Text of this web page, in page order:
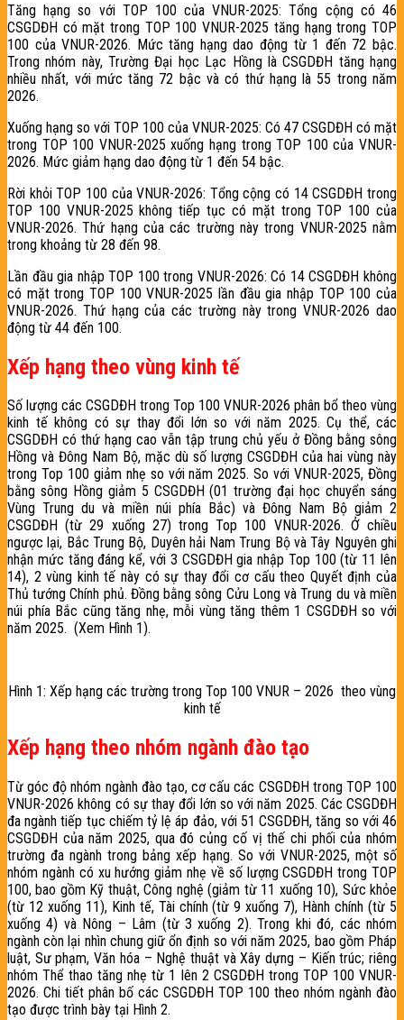
Tăng hạng so với TOP 100 của VNUR-2025: Tổng cộng có 46
CSGDĐH có mặt trong TOP 100 VNUR-2025 tăng hạng trong TOP
100 của VNUR-2026. Mức tăng hạng dao động từ 1 đến 72 bậc.
Trong nhóm này, Trường Đại học Lạc Hồng là CSGDĐH tăng hạng
nhiều nhất, với mức tăng 72 bậc và có thứ hạng là 55 trong năm
2026.
Xuống hạng so với TOP 100 của VNUR-2025: Có 47 CSGDĐH có mặt
trong TOP 100 VNUR-2025 xuống hạng trong TOP 100 của VNUR-
2026. Mức giảm hạng dao động từ 1 đến 54 bậc.
Rời khỏi TOP 100 của VNUR-2026: Tổng cộng có 14 CSGDĐH trong
TOP 100 VNUR-2025 không tiếp tục có mặt trong TOP 100 của
VNUR-2026. Thứ hạng của các trường này trong VNUR-2025 nằm
trong khoảng từ 28 đến 98.
Lần đầu gia nhập TOP 100 trong VNUR-2026: Có 14 CSGDĐH không
có mặt trong TOP 100 VNUR-2025 lần đầu gia nhập TOP 100 của
VNUR-2026. Thứ hạng của các trường này trong VNUR-2026 dao
động từ 44 đến 100.
Xếp hạng theo vùng kinh tế
Số lượng các CSGDĐH trong Top 100 VNUR-2026 phân bổ theo vùng
kinh tế không có sự thay đổi lớn so với năm 2025. Cụ thể, các
CSGDĐH có thứ hạng cao vẫn tập trung chủ yếu ở Đồng bằng sông
Hồng và Đông Nam Bộ, mặc dù số lượng CSGDĐH của hai vùng này
trong Top 100 giảm nhẹ so với năm 2025. So với VNUR-2025, Đồng
bằng sông Hồng giảm 5 CSGDĐH (01 trường đại học chuyển sáng
Vùng Trung du và miền núi phía Bắc) và Đông Nam Bộ giảm 2
CSGDĐH (từ 29 xuống 27) trong Top 100 VNUR-2026. Ở chiều
ngược lại, Bắc Trung Bộ, Duyên hải Nam Trung Bộ và Tây Nguyên ghi
nhận mức tăng đáng kể, với 3 CSGDĐH gia nhập Top 100 (từ 11 lên
14), 2 vùng kinh tế này có sự thay đổi cơ cấu theo Quyết định của
Thủ tướng Chính phủ. Đồng bằng sông Cửu Long và Trung du và miền
núi phía Bắc cũng tăng nhẹ, mỗi vùng tăng thêm 1 CSGDĐH so với
năm 2025. (Xem Hình 1).
Hình 1: Xếp hạng các trường trong Top 100 VNUR – 2026 theo vùng
kinh tế
Xếp hạng theo nhóm ngành đào tạo
Từ góc độ nhóm ngành đào tạo, cơ cấu các CSGDĐH trong TOP 100
VNUR-2026 không có sự thay đổi lớn so với năm 2025. Các CSGDĐH
đa ngành tiếp tục chiếm tỷ lệ áp đảo, với 51 CSGDĐH, tăng so với 46
CSGDĐH của năm 2025, qua đó củng cố vị thế chi phối của nhóm
trường đa ngành trong bảng xếp hạng. So với VNUR-2025, một số
nhóm ngành có xu hướng giảm nhẹ về số lượng CSGDĐH trong TOP
100, bao gồm Kỹ thuật, Công nghệ (giảm từ 11 xuống 10), Sức khỏe
(từ 12 xuống 11), Kinh tế, Tài chính (từ 9 xuống 7), Hành chính (từ 5
xuống 4) và Nông – Lâm (từ 3 xuống 2). Trong khi đó, các nhóm
ngành còn lại nhìn chung giữ ổn định so với năm 2025, bao gồm Pháp
luật, Sư phạm, Văn hóa – Nghệ thuật và Xây dựng – Kiến trúc; riêng
nhóm Thể thao tăng nhẹ từ 1 lên 2 CSGDĐH trong TOP 100 VNUR-
2026. Chi tiết phân bố các CSGDĐH TOP 100 theo nhóm ngành đào
tạo được trình bày tại Hình 2.